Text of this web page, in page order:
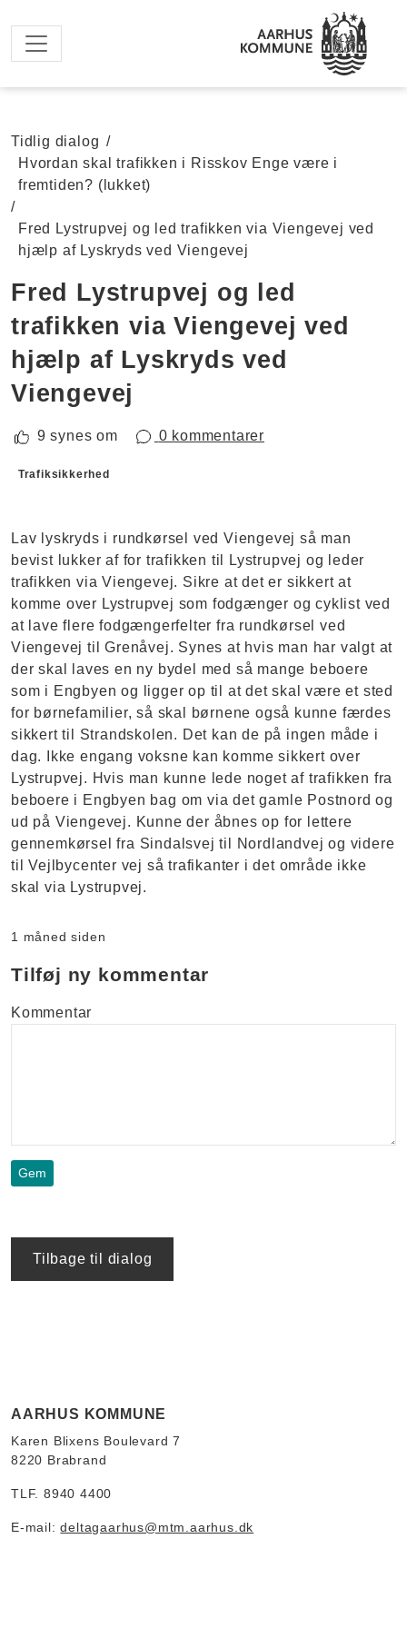
Tidlig dialog /
Hvordan skal trafikken i Risskov Enge være i
fremtiden? (lukket)
/
Fred Lystrupvej og led trafikken via Viengevej ved
hjælp af Lyskryds ved Viengevej
Fred Lystrupvej og led
trafikken via Viengevej ved
hjælp af Lyskryds ved
Viengevej
9 synes om 0 kommentarer
Forslagskategorier
Trafiksikkerhed
Lav lyskryds i rundkørsel ved Viengevej så man
bevist lukker af for trafikken til Lystrupvej og leder
trafikken via Viengevej. Sikre at det er sikkert at
komme over Lystrupvej som fodgænger og cyklist ved
at lave flere fodgængerfelter fra rundkørsel ved
Viengevej til Grenåvej. Synes at hvis man har valgt at
der skal laves en ny bydel med så mange beboere
som i Engbyen og ligger op til at det skal være et sted
for børnefamilier, så skal børnene også kunne færdes
sikkert til Strandskolen. Det kan de på ingen måde i
dag. Ikke engang voksne kan komme sikkert over
Lystrupvej. Hvis man kunne lede noget af trafikken fra
beboere i Engbyen bag om via det gamle Postnord og
ud på Viengevej. Kunne der åbnes op for lettere
gennemkørsel fra Sindalsvej til Nordlandvej og videre
til Vejlbycenter vej så trafikanter i det område ikke
skal via Lystrupvej.
1 måned siden
Tilføj ny kommentar
Kommentar
Tilbage til dialog
AARHUS KOMMUNE
Karen Blixens Boulevard 7
8220 Brabrand
TLF. 8940 4400
E-mail:deltagaarhus@mtm.aarhus.dk